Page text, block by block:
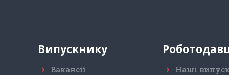
Випускнику
Вакансії
Наші